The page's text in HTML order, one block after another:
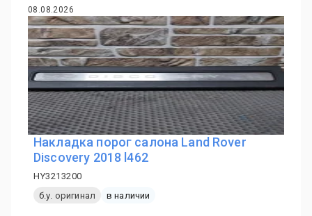
08.08.2026
Накладка порог салона Land Rover
Discovery 2018 l462
HY3213200
б.у. оригинал
в наличии